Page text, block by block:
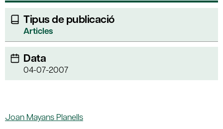
Tipus de publicació
Articles
Data
04-07-2007
Joan Mayans Planells